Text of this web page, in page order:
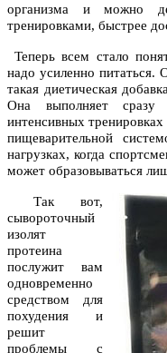
организма и можно
тренировками, быстрее
Теперь всем стало
надо усиленно питаться.
такая диетическая
Она выполняет
интенсивных
пищеварительной
нагрузках, когда
может образовываться
Так вот,
сывороточный
изолят
протеина
послужит вам
одновременно
средством для
похудения и
решит
проблемы с